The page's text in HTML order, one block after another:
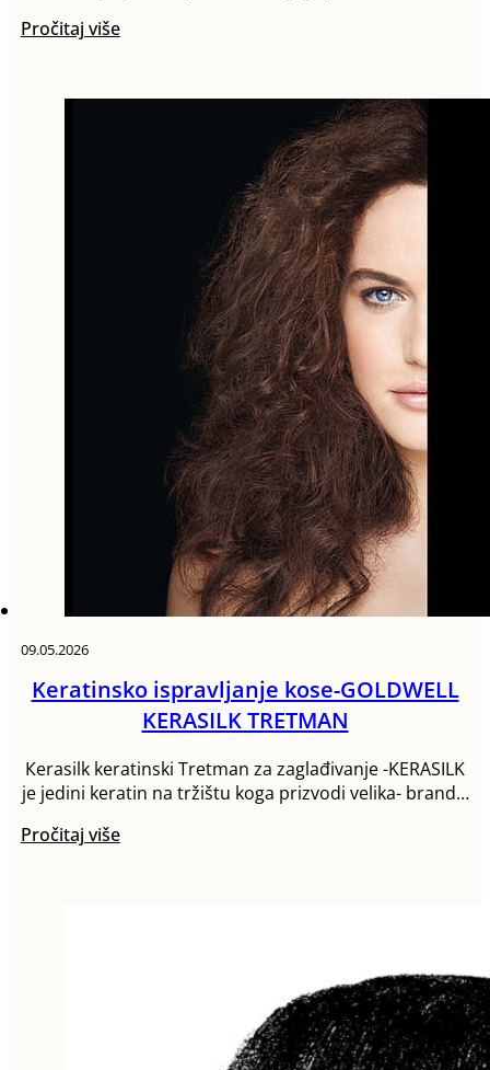
Pročitaj više
09.05.2026
Keratinsko ispravljanje kose-GOLDWELL
KERASILK TRETMAN
Кerasilk keratinski Tretman za zaglađivanje -KERASILK
je jedini keratin na tržištu koga prizvodi velika- brand…
Pročitaj više